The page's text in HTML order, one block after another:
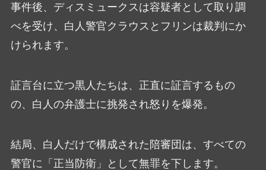
事件後、ディスミュークスは容疑者として取り調
べを受け、白人警官クラウスとフリンは裁判にか
けられます。
証言台に立つ黒人たちは、正直に証言するもの
の、白人の弁護士に挑発され怒りを爆発。
結局、白人だけで構成された陪審団は、すべての
警官に「正当防衛」として無罪を下します。